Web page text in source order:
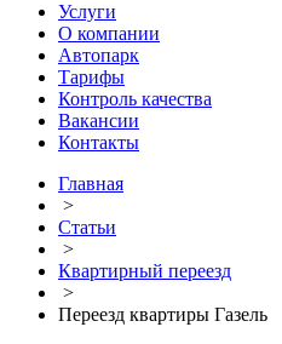
Услуги
О компании
Автопарк
Тарифы
Контроль качества
Вакансии
Контакты
Главная
>
Статьи
>
Квартирный переезд
>
Переезд квартиры Газель